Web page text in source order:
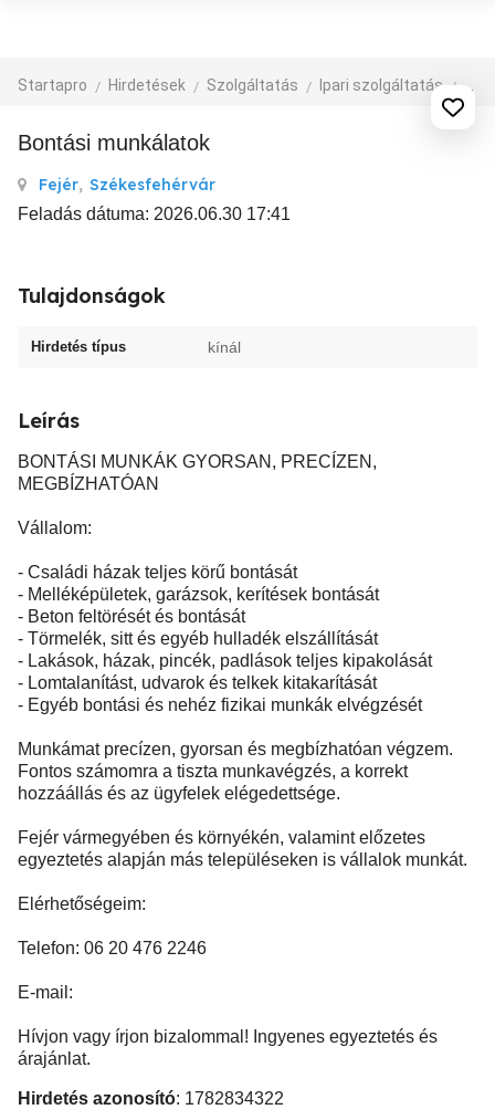
Startapro Hirdetések Szolgáltatás Ipari szolgáltatás
Bontási munkálatok
Fejér, Székesfehérvár
Feladás dátuma: 2026.06.30 17:41
Tulajdonságok
Hirdetés típus kínál
Leírás
BONTÁSI MUNKÁK GYORSAN, PRECÍZEN,
MEGBÍZHATÓAN
Vállalom:
- Családi házak teljes körű bontását
- Melléképületek, garázsok, kerítések bontását
- Beton feltörését és bontását
- Törmelék, sitt és egyéb hulladék elszállítását
- Lakások, házak, pincék, padlások teljes kipakolását
- Lomtalanítást, udvarok és telkek kitakarítását
- Egyéb bontási és nehéz fizikai munkák elvégzését
Munkámat precízen, gyorsan és megbízhatóan végzem.
Fontos számomra a tiszta munkavégzés, a korrekt
hozzáállás és az ügyfelek elégedettsége.
Fejér vármegyében és környékén, valamint előzetes
egyeztetés alapján más településeken is vállalok munkát.
Elérhetőségeim:
Telefon: 06 20 476 2246
E-mail:
Hívjon vagy írjon bizalommal! Ingyenes egyeztetés és
árajánlat.
Hirdetés azonosító: 1782834322